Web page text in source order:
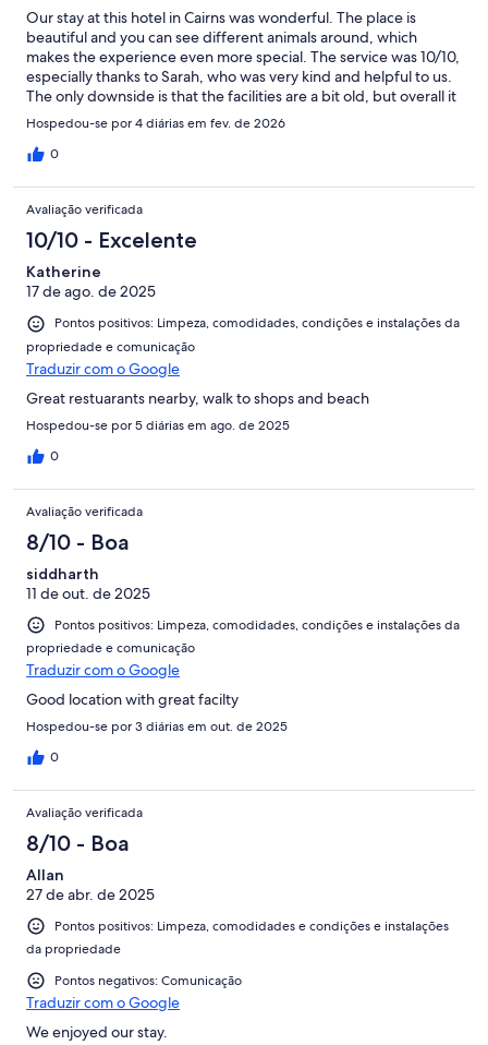
Our stay at this hotel in Cairns was wonderful. The place is
beautiful and you can see different animals around, which
makes the experience even more special. The service was 10/10,
especially thanks to Sarah, who was very kind and helpful to us.
The only downside is that the facilities are a bit old, but overall it
was a great experience.
Hospedou-se por 4 diárias em fev. de 2026
0
Avaliação verificada
10/10 - Excelente
Katherine
17 de ago. de 2025
Pontos positivos: Limpeza, comodidades, condições e instalações da
propriedade e comunicação
Traduzir com o Google
Great restuarants nearby, walk to shops and beach
Hospedou-se por 5 diárias em ago. de 2025
0
Avaliação verificada
8/10 - Boa
siddharth
11 de out. de 2025
Pontos positivos: Limpeza, comodidades, condições e instalações da
propriedade e comunicação
Traduzir com o Google
Good location with great facilty
Hospedou-se por 3 diárias em out. de 2025
0
Avaliação verificada
8/10 - Boa
Allan
27 de abr. de 2025
Pontos positivos: Limpeza, comodidades e condições e instalações
da propriedade
Pontos negativos: Comunicação
Traduzir com o Google
We enjoyed our stay.